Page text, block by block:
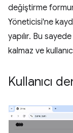
değiştirme
Yöneticisi'ne
yapılır. Bu
kalmaz ve
Kullanıcı